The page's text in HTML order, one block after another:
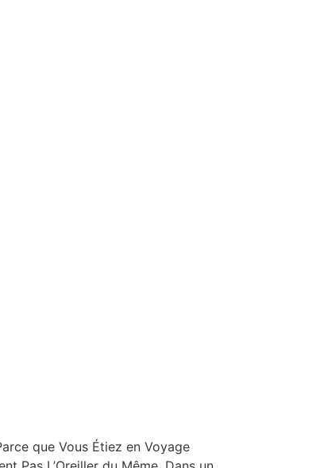
que Vous Étiez en Voyage